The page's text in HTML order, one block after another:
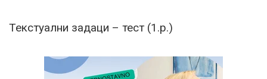
Текстуални задаци – тест (1.р.)